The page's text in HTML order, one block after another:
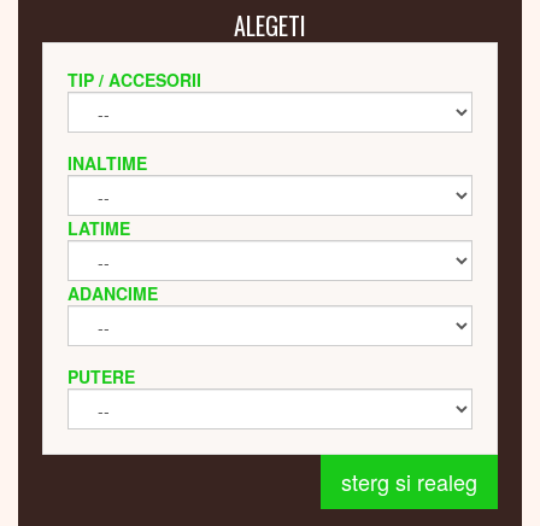
ALEGETI
TIP / ACCESORII
INALTIME
LATIME
ADANCIME
PUTERE
sterg si realeg